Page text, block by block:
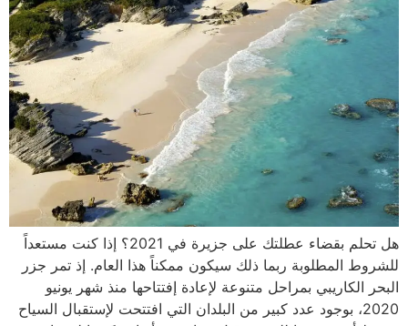
هل تحلم بقضاء عطلتك على جزيرة في 2021؟ إذا كنت مستعداً
للشروط المطلوبة ربما ذلك سيكون ممكناً هذا العام. إذ تمر جزر
البحر الكاريبي بمراحل متنوعة لإعادة إفتتاحها منذ شهر يونيو
2020، بوجود عدد كبير من البلدان التي افتتحت لإستقبال السياح